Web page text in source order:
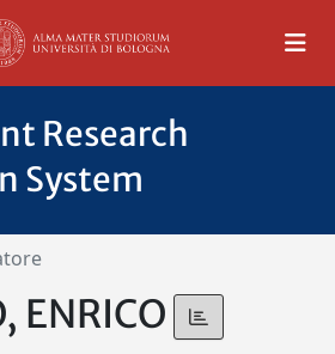
Research
System
ENRICO